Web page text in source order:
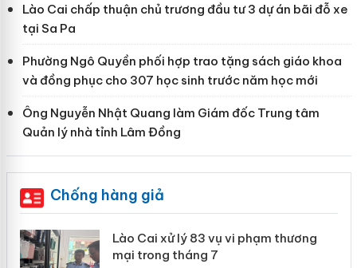
Lào Cai chấp thuận chủ trương đầu tư 3 dự án bãi đỗ xe
tại Sa Pa
Phường Ngô Quyền phối hợp trao tặng sách giáo khoa
và đồng phục cho 307 học sinh trước năm học mới
Ông Nguyễn Nhật Quang làm Giám đốc Trung tâm
Quản lý nhà tỉnh Lâm Đồng
Chống hàng giả
Lào Cai xử lý 83 vụ vi phạm thương
mại trong tháng 7